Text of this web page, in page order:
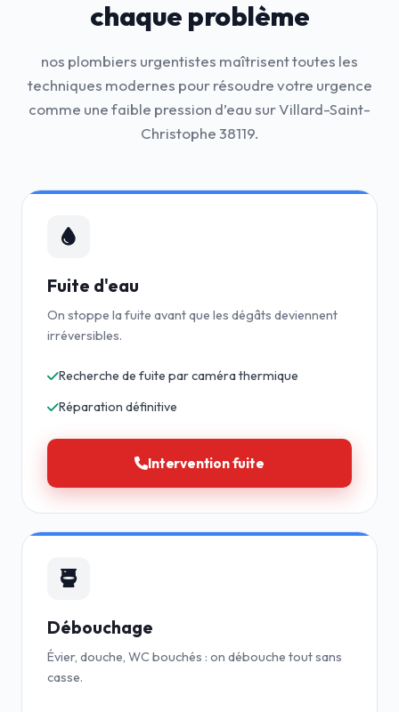
chaque problème
nos plombiers urgentistes maîtrisent toutes les
techniques modernes pour résoudre votre urgence
comme une faible pression d’eau sur Villard-Saint-
Christophe 38119.
Fuite d'eau
On stoppe la fuite avant que les dégâts deviennent
irréversibles.
Recherche de fuite par caméra thermique
Réparation définitive
Intervention fuite
Débouchage
Évier, douche, WC bouchés : on débouche tout sans
casse.